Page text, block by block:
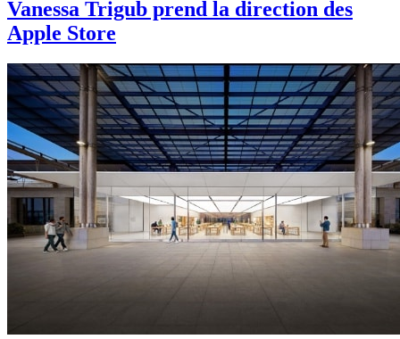
Vanessa Trigub prend la direction des
Apple Store